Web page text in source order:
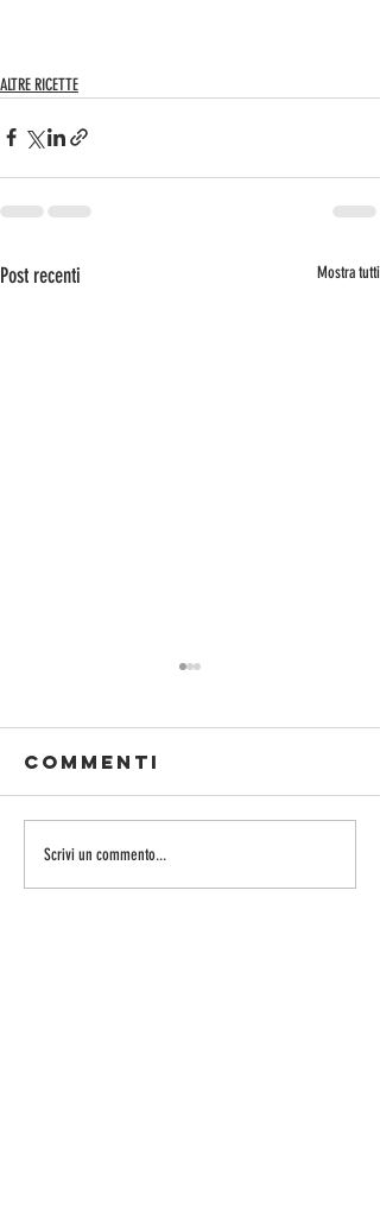
ALTRE RICETTE
Post recenti Mostra tutti
rigoli al
miele
Commenti
Scrivi un commento...